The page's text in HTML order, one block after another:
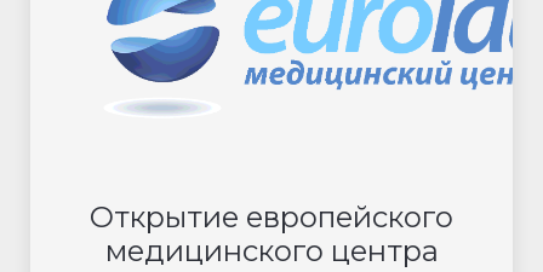
Открытие европейского
медицинского центра